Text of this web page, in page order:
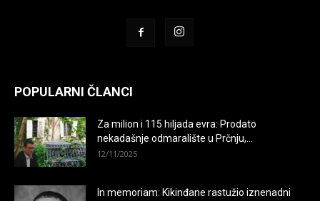
POPULARNI ČLANCI
Za milion i 115 hiljada evra: Prodato
nekadašnje odmaralište u Prčnju,...
12/11/2025
In memoriam: Kikinđane rastužio iznenadni